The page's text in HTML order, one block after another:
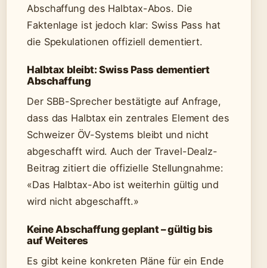
Abschaffung des Halbtax-Abos. Die
Faktenlage ist jedoch klar: Swiss Pass hat
die Spekulationen offiziell dementiert.
Halbtax bleibt: Swiss Pass dementiert
Abschaffung
Der SBB-Sprecher bestätigte auf Anfrage,
dass das Halbtax ein zentrales Element des
Schweizer ÖV-Systems bleibt und nicht
abgeschafft wird. Auch der Travel-Dealz-
Beitrag zitiert die offizielle Stellungnahme:
«Das Halbtax-Abo ist weiterhin gültig und
wird nicht abgeschafft.»
Keine Abschaffung geplant – gültig bis
auf Weiteres
Es gibt keine konkreten Pläne für ein Ende